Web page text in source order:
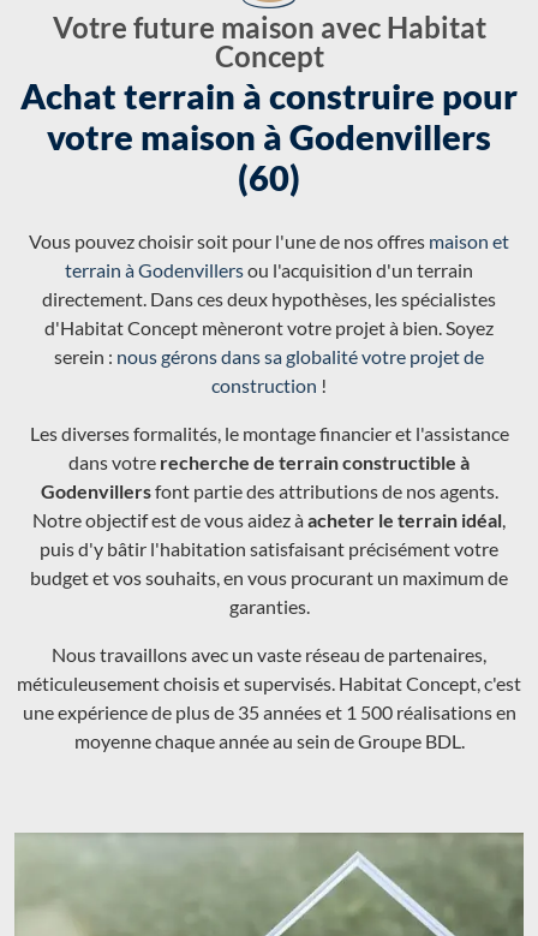
Votre future maison avec Habitat
Concept
Achat terrain à construire pour
votre maison à Godenvillers
(60)
Vous pouvez choisir soit pour l'une de nos offres maison et
terrain à Godenvillersou l'acquisition d'un terrain
directement. Dans ces deux hypothèses, les spécialistes
d'Habitat Concept mèneront votre projet à bien. Soyez
serein : nous gérons dans sa globalité votre projet de
construction !
Les diverses formalités, le montage financier et l'assistance
dans votre recherche de terrain constructible à
Godenvillersfont partie des attributions de nos agents.
Notre objectif est de vous aidez àacheter le terrain idéal,
puis d'y bâtir l'habitation satisfaisant précisément votre
budget et vos souhaits, en vous procurant un maximum de
garanties.
Nous travaillons avec un vaste réseau de partenaires,
méticuleusement choisis et supervisés. Habitat Concept, c'est
une expérience de plus de 35 années et 1 500 réalisations en
moyenne chaque année au sein de Groupe BDL.